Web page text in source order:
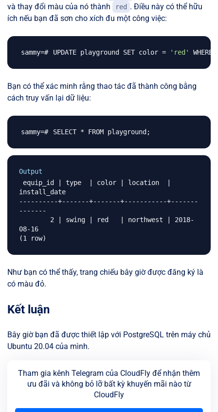
và thay đổi màu của nó thành
red . Điều này có thể hữu
ích nếu bạn đã sơn cho xích đu một công việc:
UPDATE playground SET color = 'red' WHERE
Bạn có thể xác minh rằng thao tác đã thành công bằng
cách truy vấn lại dữ liệu:
SELECT * FROM playground ;
Output
install_date
----------+-------+-------+-----------+-------
-------
08-16
Như bạn có thể thấy, trang chiếu bây giờ được đăng ký là
có màu đỏ.
Kết luận
Bây giờ bạn đã được thiết lập với PostgreSQL trên máy chủ
Ubuntu 20.04 của mình.
Tham gia kênh Telegram của CloudFly để nhận thêm
ưu đãi và không bỏ lỡ bất kỳ khuyến mãi nào từ
CloudFly